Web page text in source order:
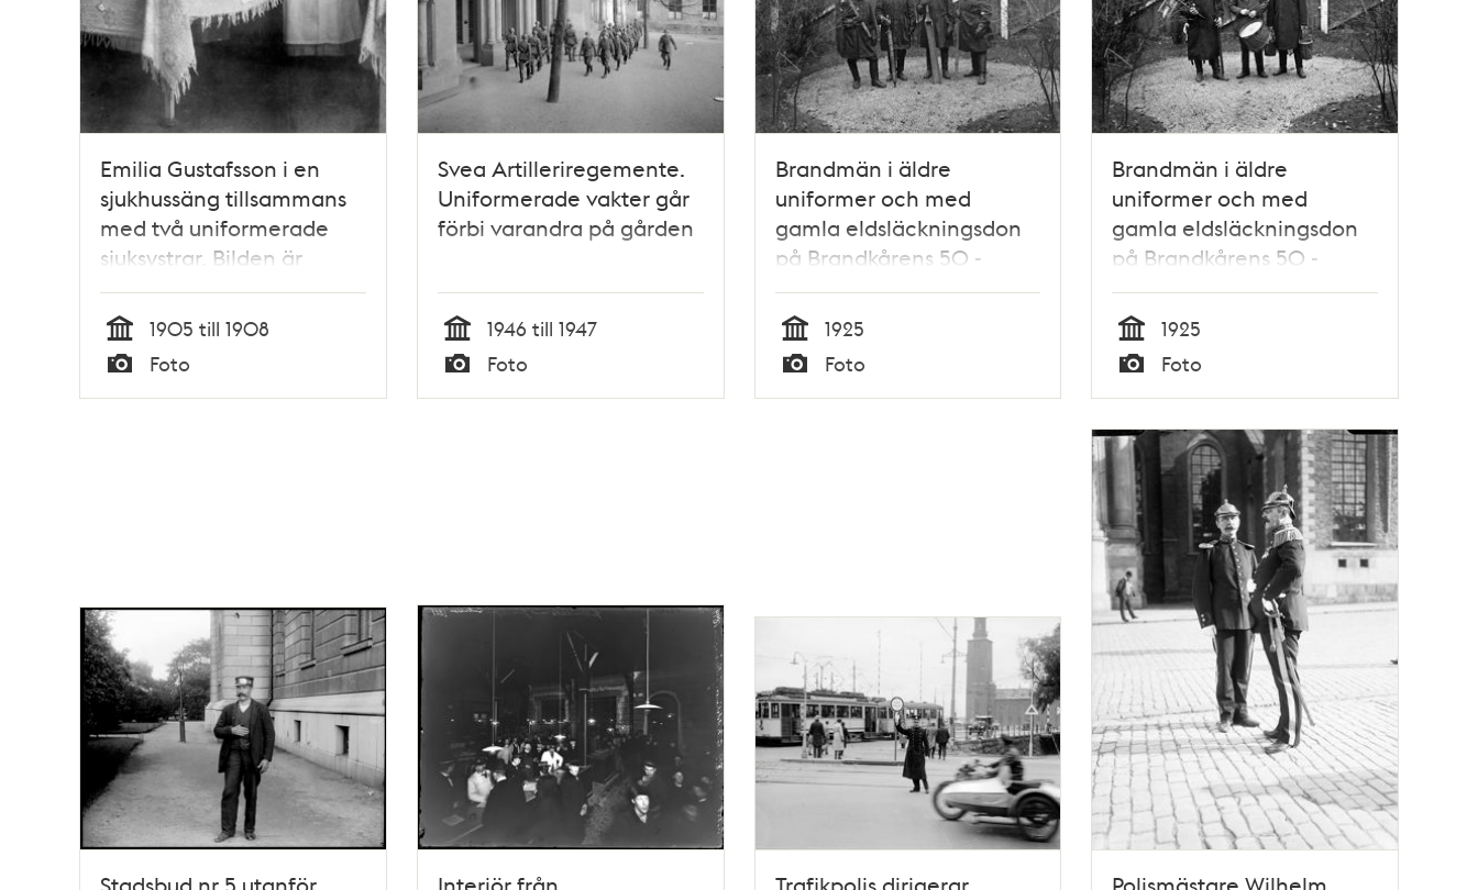
Emilia Gustafsson i en
sjukhussäng tillsammans
med två uniformerade
sjuksystrar. Bilden är
arrangerad och visar tre
arbetskamrater under en
period då Emilia
Gustafsson arbetade på
Sabbatsbergs sjukhus
Tid
1905 till 1908
Typ
Foto
Svea Artilleriregemente.
Uniformerade vakter går
förbi varandra på gården
Tid
1946 till 1947
Typ
Foto
Brandmän i äldre
uniformer och med
gamla eldsläckningsdon
på Brandkårens 50 -
årsjubileum 1925
Tid
1925
Typ
Foto
Brandmän i äldre
uniformer och med
gamla eldsläckningsdon
på Brandkårens 50 -
årsjubileum 1925
Tid
1925
Typ
Foto